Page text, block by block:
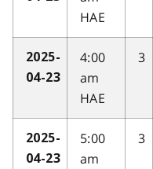
HAE
2025-
04-23
4:00
am
HAE
3
2025-
04-23
5:00
am
3